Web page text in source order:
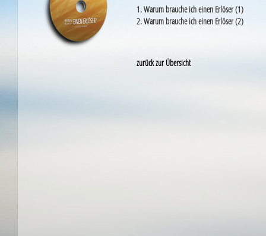
1. Warum brauche ich einen Erlöser (1)
2. Warum brauche ich einen Erlöser (2)
zurück zur Übersicht